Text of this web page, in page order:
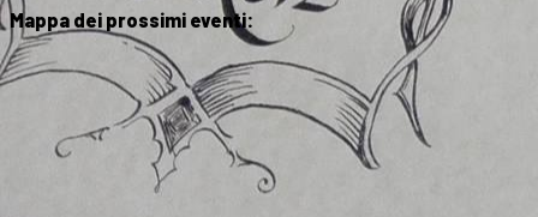
Mappa dei prossimi eventi: